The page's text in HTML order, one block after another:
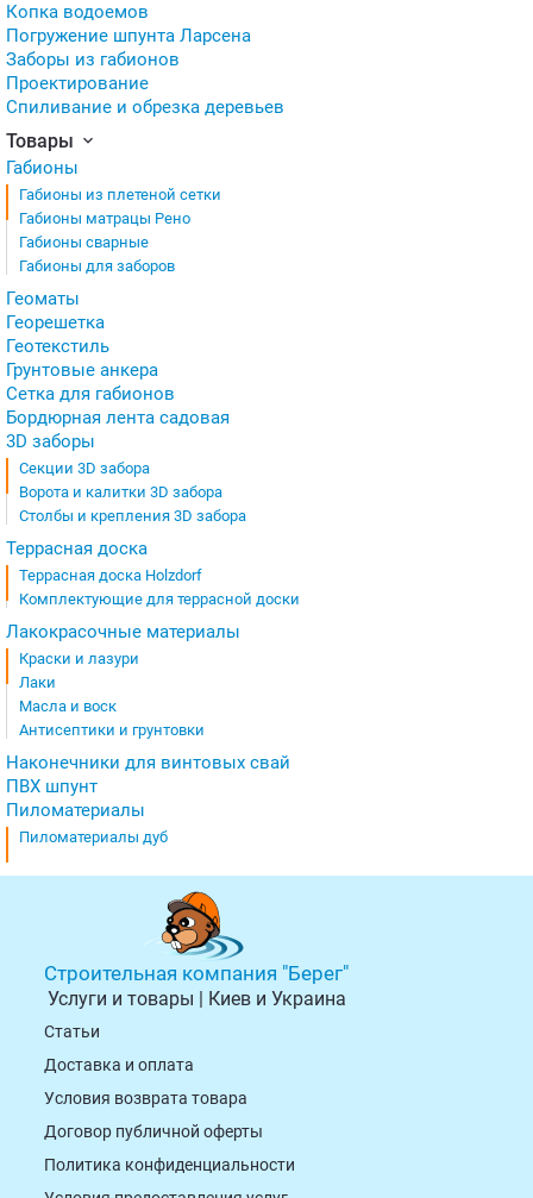
Копка водоемов
Погружение шпунта Ларсена
Заборы из габионов
Проектирование
Спиливание и обрезка деревьев
Товары
Габионы
Габионы из плетеной сетки
Габионы матрацы Рено
Габионы сварные
Габионы для заборов
Геоматы
Георешетка
Геотекстиль
Грунтовые анкера
Сетка для габионов
Бордюрная лента садовая
3D заборы
Секции 3D забора
Ворота и калитки 3D забора
Столбы и крепления 3D забора
Террасная доска
Террасная доска Holzdorf
Комплектующие для террасной доски
Лакокрасочные материалы
Краски и лазури
Лаки
Масла и воск
Антисептики и грунтовки
Наконечники для винтовых свай
ПВХ шпунт
Пиломатериалы
Пиломатериалы дуб
Строительная компания "Берег"
Услуги и товары | Киев и Украина
Статьи
Доставка и оплата
Условия возврата товарa
Договор публичной оферты
Политика конфиденциальности